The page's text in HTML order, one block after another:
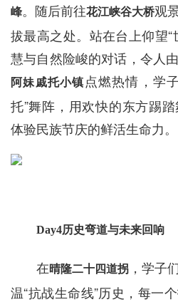
峰。随后前往花江峡谷大桥观
拔最高之处。站在台上仰望
慧与自然险峻的对话，令人
阿妹戚托小镇 点燃热情，学
托”舞阵，用欢快的东方踢
体验民族节庆的鲜活生命力。
Day4历史弯道与未来回响
在晴隆二十四道拐 ，学子
温“抗战生命线”历史，每一